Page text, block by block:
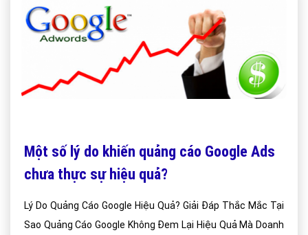
Một số lý do khiến quảng cáo Google Ads
chưa thực sự hiệu quả?
Lý Do Quảng Cáo Google Hiệu Quả? Giải Đáp Thắc Mắc Tại
Sao Quảng Cáo Google Không Đem Lại Hiệu Quả Mà Doanh